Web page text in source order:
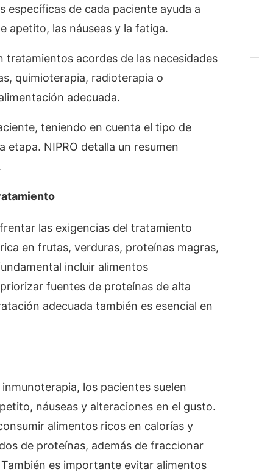
específicas de cada paciente ayuda a
apetito, las náuseas y la fatiga.
acordes de las necesidades
quimioterapia, radioterapia o
adecuada.
teniendo en cuenta el tipo de
NIPRO detalla un resumen
las exigencias del tratamiento
en frutas, verduras, proteínas magras,
incluir alimentos
fuentes de proteínas de alta
adecuada también es esencial en
los pacientes suelen
náuseas y alteraciones en el gusto.
alimentos ricos en calorías y
de proteínas, además de fraccionar
es importante evitar alimentos